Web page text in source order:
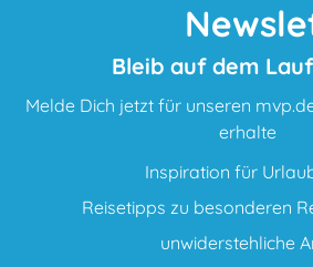
Bleib auf dem
Melde Dich jetzt für unseren
erhalte
Inspiration für
Reisetipps zu besonderen
unwiderstehliche